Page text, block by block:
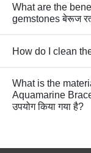
What are the
What is the
Aquamarine Bracelet? शुद्ध तांबा बेरूज वलय में
उपयोग किया गया है?